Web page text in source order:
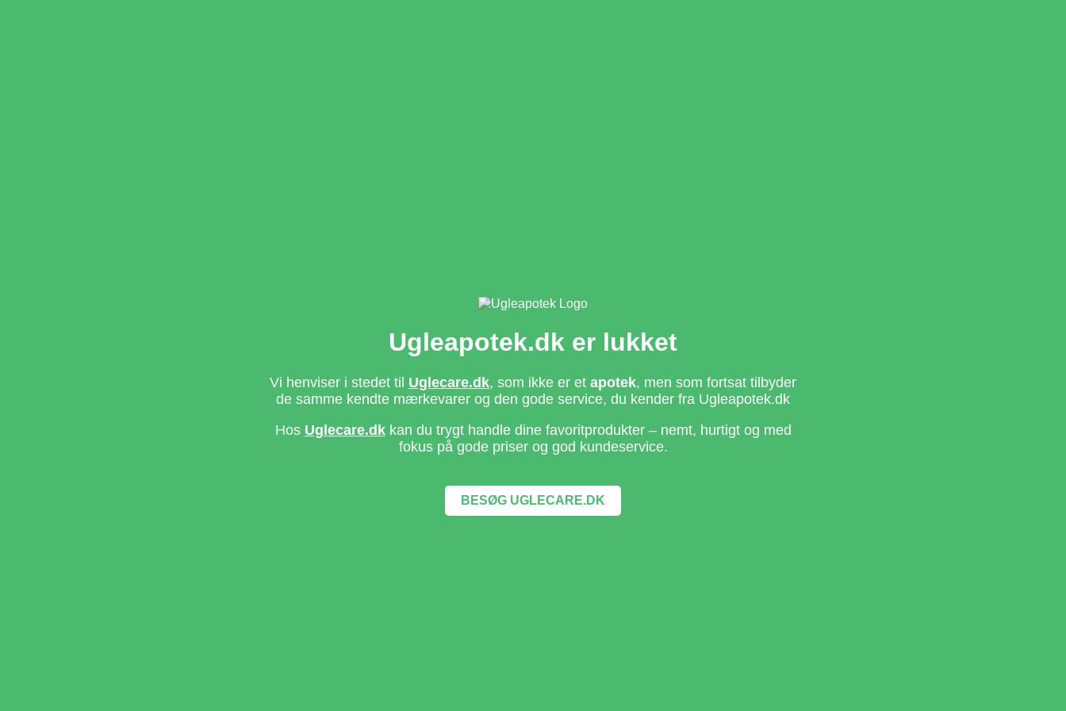
Ugleapotek.dk er lukket
Vi henviser i stedet til Uglecare.dk, som ikke er et apotek, men som fortsat tilbyder
de samme kendte mærkevarer og den gode service, du kender fra Ugleapotek.dk
Hos Uglecare.dkkan du trygt handle dine favoritprodukter – nemt, hurtigt og med
fokus på gode priser og god kundeservice.
BESØG UGLECARE.DK